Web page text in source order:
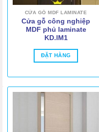
CỬA GỖ MDF LAMINATE
Cửa gỗ công nghiệp
MDF phủ laminate
KD.lM1
ĐẶT HÀNG